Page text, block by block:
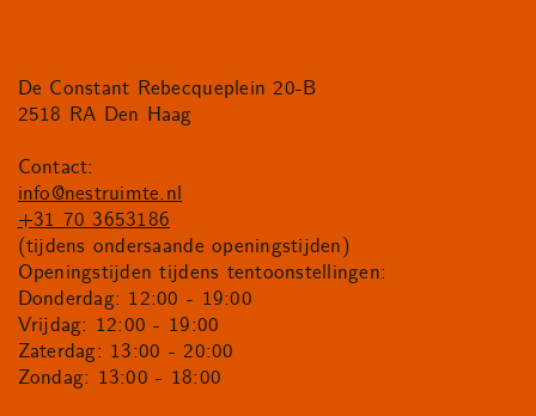
De Constant Rebecqueplein 20-B
2518 RA Den Haag
Contact:
info@nestruimte.nl
+31 70 3653186
(tijdens ondersaande openingstijden)
Openingstijden tijdens tentoonstellingen:
Donderdag: 12:00 - 19:00
Vrijdag: 12:00 - 19:00
Zaterdag: 13:00 - 20:00
Zondag: 13:00 - 18:00